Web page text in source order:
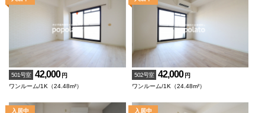
501号室 42,000 円
ワンルーム/1K（24.48m²）
502号室 42,000 円
ワンルーム/1K（24.48m²）